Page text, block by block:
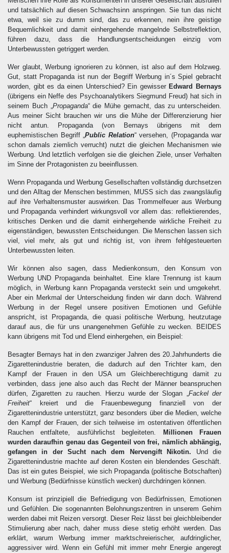
und tatsächlich auf diesen Schwachsinn anspringen. Sie tun das nicht
etwa, weil sie zu dumm sind, das zu erkennen, nein ihre geistige
Bequemlichkeit und damit einhergehende mangelnde Selbstreflektion,
führen dazu, dass die Handlungsentscheidungen einzig vom
Unterbewussten getriggert werden.
Wer glaubt, Werbung ignorieren zu können, ist also auf dem Holzweg.
Gut, statt Propaganda ist nun der Begriff Werbung in´s Spiel gebracht
worden, gibt es da einen Unterschied? Ein gewisser Edward Bernays
(übrigens ein Neffe des Psychoanalytikers Siegmund Freud) hat sich in
seinem Buch „Propaganda“ die Mühe gemacht, das zu unterscheiden.
Aus meiner Sicht brauchen wir uns die Mühe der Differenzierung hier
nicht antun. Propaganda (von Bernays übrigens mit dem
euphemistischen Begriff „Public Relation“ versehen, (Propaganda war
schon damals ziemlich verrucht) nutzt die gleichen Mechanismen wie
Werbung. Und letztlich verfolgen sie die gleichen Ziele, unser Verhalten
im Sinne der Protagonisten zu beeinflussen.
Wenn Propaganda und Werbung Gesellschaften vollständig durchsetzen
und den Alltag der Menschen bestimmen, MUSS sich das zwangsläufig
auf ihre Verhaltensmuster auswirken. Das Trommelfeuer aus Werbung
und Propaganda verhindert wirkungsvoll vor allem das: reflektierendes,
kritisches Denken und die damit einhergehende wirkliche Freiheit zu
eigenständigen, bewussten Entscheidungen. Die Menschen lassen sich
viel, viel mehr, als gut und richtig ist, von ihrem fehlgesteuerten
Unterbewussten leiten.
Wir können also sagen, dass Medienkonsum, den Konsum von
Werbung UND Propaganda beinhaltet. Eine klare Trennung ist kaum
möglich, in Werbung kann Propaganda versteckt sein und umgekehrt.
Aber ein Merkmal der Unterscheidung finden wir dann doch. Während
Werbung in der Regel unsere positiven Emotionen und Gefühle
anspricht, ist Propaganda, die quasi politische Werbung, heutzutage
darauf aus, die für uns unangenehmen Gefühle zu wecken. BEIDES
kann übrigens mit Tod und Elend einhergehen, ein Beispiel:
Besagter Bernays hat in den zwanziger Jahren des 20.Jahrhunderts die
Zigarettenindustrie beraten, die dadurch auf den Trichter kam, den
Kampf der Frauen in den USA um Gleichberechtigung damit zu
verbinden, dass jene also auch das Recht der Männer beanspruchen
dürfen, Zigaretten zu rauchen. Hierzu wurde der Slogan „Fackel der
Freiheit“ kreiert und die Frauenbewegung finanziell von der
Zigarettenindustrie unterstützt, ganz besonders über die Medien, welche
den Kampf der Frauen, der sich teilweise im ostentativen öffentlichen
Rauchen entfaltete, ausführlichst begleiteten.
Millionen Frauen
wurden daraufhin genau das Gegenteil von frei, nämlich abhängig,
gefangen in der Sucht nach dem Nervengift Nikotin. Und die
Zigarettenindustrie machte auf deren Kosten ein blendendes Geschäft.
Das ist ein gutes Beispiel, wie sich Propaganda (politische Botschaften)
und Werbung (Bedürfnisse künstlich wecken) durchdringen können.
Konsum ist prinzipiell die Befriedigung von Bedürfnissen, Emotionen
und Gefühlen. Die sogenannten Belohnungszentren in unserem Gehirn
werden dabei mit Reizen versorgt. Dieser Reiz lässt bei gleichbleibender
Stimulierung aber nach, daher muss diese stetig erhöht werden. Das
erklärt, warum Werbung immer marktschreierischer, aufdringlicher,
aggressiver wird. Wenn ein Gefühl mit immer mehr Energie angeregt